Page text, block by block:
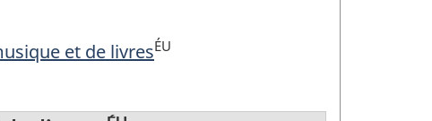
et de livresÉU